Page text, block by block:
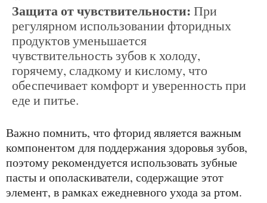
Защита от чувствительности: При
регулярном использовании фторидных
продуктов уменьшается
чувствительность зубов к холоду,
горячему, сладкому и кислому, что
обеспечивает комфорт и уверенность при
еде и питье.
Важно помнить, что фторид является важным
компонентом для поддержания здоровья зубов,
поэтому рекомендуется использовать зубные
пасты и ополаскиватели, содержащие этот
элемент, в рамках ежедневного ухода за ртом.